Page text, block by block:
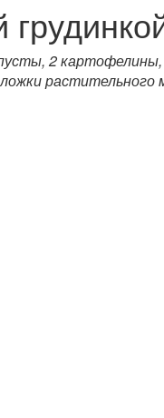
2 картофелины,
растительного